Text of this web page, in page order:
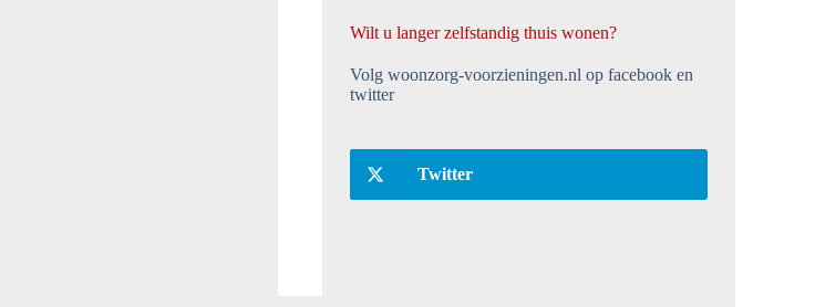
Wilt u langer zelfstandig thuis wonen?
Volg woonzorg-voorzieningen.nl op facebook en
twitter
Twitter